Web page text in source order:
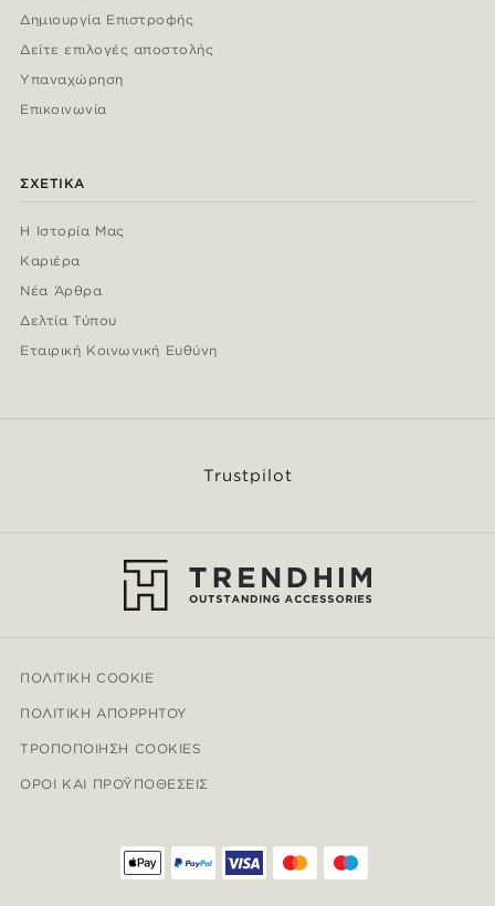
Δημιουργία Επιστροφής
Δείτε επιλογές αποστολής
Υπαναχώρηση
Επικοινωνία
ΣΧΕΤΙΚΆ
Η Ιστορία Μας
Καριέρα
Νέα Άρθρα
Δελτία Τύπου
Εταιρική Κοινωνική Ευθύνη
Trustpilot
ΠΟΛΙΤΙΚΉ COOKIE
ΠΟΛΙΤΙΚΉ ΑΠΟΡΡΉΤΟΥ
ΤΡΟΠΟΠΟΊΗΣΗ COOKIES
ΌΡΟΙ ΚΑΙ ΠΡΟΫΠΟΘΈΣΕΙΣ